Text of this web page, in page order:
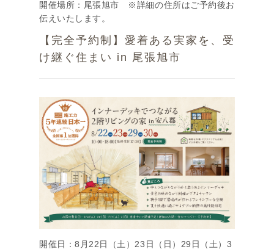
開催場所：尾張旭市 ※詳細の住所はご予約後お
伝えいたします。
【完全予約制】愛着ある実家を、受
け継ぐ住まい in 尾張旭市
開催日：8月22日（土）23日（日）29日（土）3